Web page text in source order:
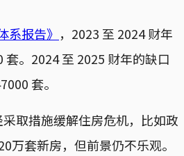
系报告》 ，2023 至 2024 财年
。2024 至 2025 财年的缺口
套。
取措施缓解住房危机，比如政
万套新房，但前景仍不乐观。